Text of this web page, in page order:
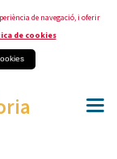
de navegació, i oferir
de cookies